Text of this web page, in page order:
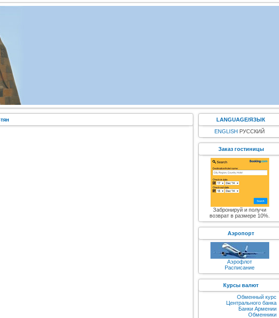
LANGUAGE/ЯЗЫК
ENGLISH РУССКИЙ
Заказ гостиницы
Забронируй и получи
возврат в размере 10%.
Аэропорт
Аэрофлот
Расписание
Курсы валют
Обменный курс
Центрального банка
Банки Армении
Обменники